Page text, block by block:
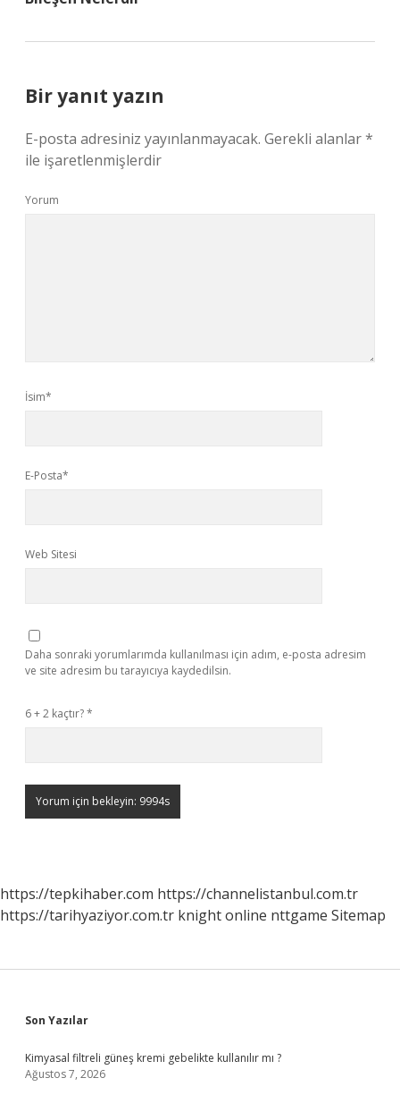
Bir yanıt yazın
E-posta adresiniz yayınlanmayacak. Gerekli alanlar*
ile işaretlenmişlerdir
Yorum
İsim*
E-Posta*
Web Sitesi
Daha sonraki yorumlarımda kullanılması için adım, e-posta adresim
ve site adresim bu tarayıcıya kaydedilsin.
6 + 2 kaçtır?*
https://tepkihaber.com https://channelistanbul.com.tr
https://tarihyaziyor.com.tr knight online nttgame Sitemap
Sidebar
Son Yazılar
Kimyasal filtreli güneş kremi gebelikte kullanılır mı ?
Ağustos 7, 2026